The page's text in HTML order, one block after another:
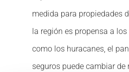
medida para propiedades
la región es propensa a
como los huracanes, el
seguros puede cambiar